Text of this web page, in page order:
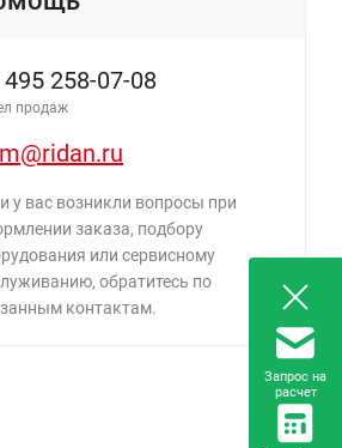
258-07-08
продаж
у вас возникли вопросы при
заказа, подбору
или сервисному
обратитесь по
контактам.
Запрос на
расчет